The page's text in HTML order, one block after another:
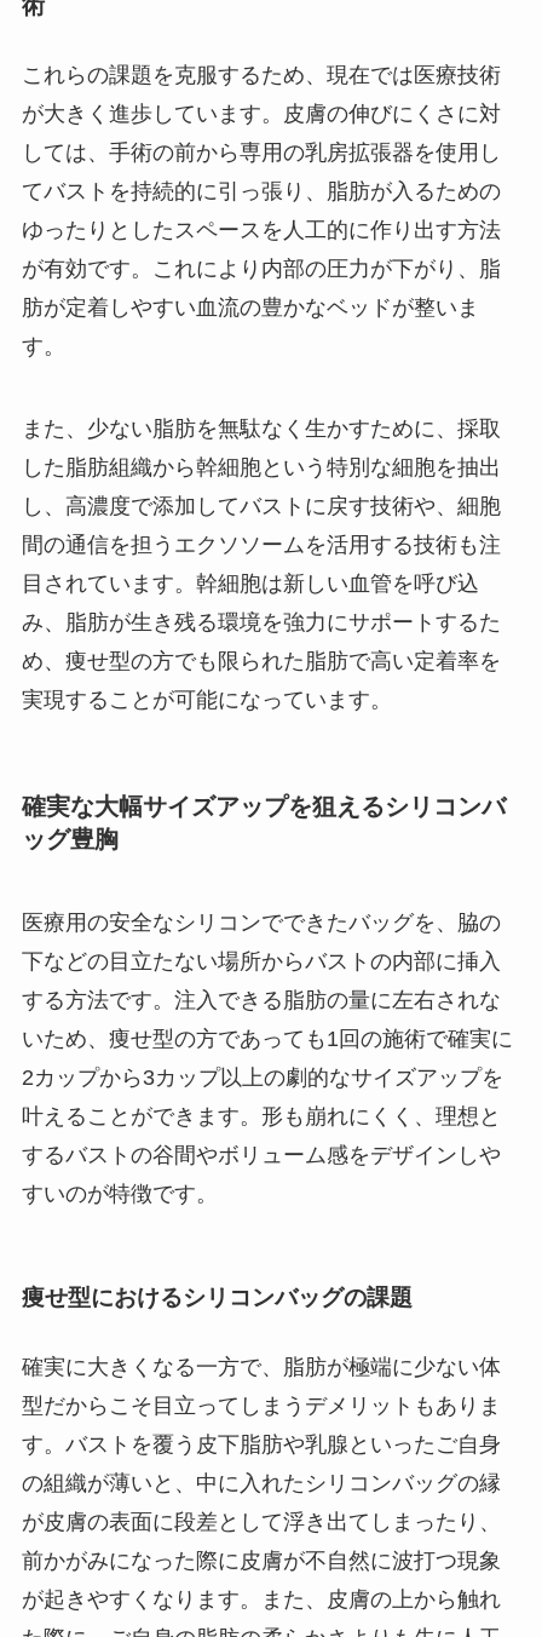
これらの課題を克服するため、現在では医療技術
が大きく進歩しています。皮膚の伸びにくさに対
しては、手術の前から専用の乳房拡張器を使用し
てバストを持続的に引っ張り、脂肪が入るための
ゆったりとしたスペースを人工的に作り出す方法
が有効です。これにより内部の圧力が下がり、脂
肪が定着しやすい血流の豊かなベッドが整いま
す。
また、少ない脂肪を無駄なく生かすために、採取
した脂肪組織から幹細胞という特別な細胞を抽出
し、高濃度で添加してバストに戻す技術や、細胞
間の通信を担うエクソソームを活用する技術も注
目されています。幹細胞は新しい血管を呼び込
み、脂肪が生き残る環境を強力にサポートするた
め、痩せ型の方でも限られた脂肪で高い定着率を
実現することが可能になっています。
確実な大幅サイズアップを狙えるシリコンバ
ッグ豊胸
医療用の安全なシリコンでできたバッグを、脇の
下などの目立たない場所からバストの内部に挿入
する方法です。注入できる脂肪の量に左右されな
いため、痩せ型の方であっても1回の施術で確実に
2カップから3カップ以上の劇的なサイズアップを
叶えることができます。形も崩れにくく、理想と
するバストの谷間やボリューム感をデザインしや
すいのが特徴です。
痩せ型におけるシリコンバッグの課題
確実に大きくなる一方で、脂肪が極端に少ない体
型だからこそ目立ってしまうデメリットもありま
す。バストを覆う皮下脂肪や乳腺といったご自身
の組織が薄いと、中に入れたシリコンバッグの縁
が皮膚の表面に段差として浮き出てしまったり、
前かがみになった際に皮膚が不自然に波打つ現象
が起きやすくなります。また、皮膚の上から触れ